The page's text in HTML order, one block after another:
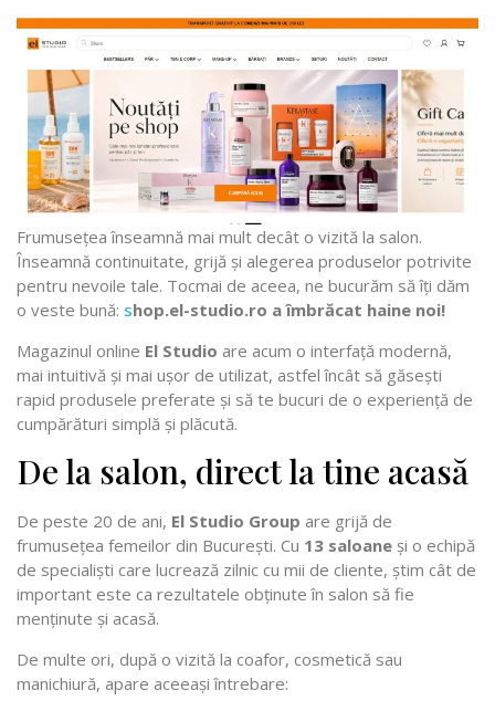
Frumusețea înseamnă mai mult decât o vizită la salon.
Înseamnă continuitate, grijă și alegerea produselor potrivite
pentru nevoile tale. Tocmai de aceea, ne bucurăm să îți dăm
o veste bună: shop.el-studio.ro a îmbrăcat haine noi!
Magazinul online El Studio are acum o interfață modernă,
mai intuitivă și mai ușor de utilizat, astfel încât să găsești
rapid produsele preferate și să te bucuri de o experiență de
cumpărături simplă și plăcută.
De la salon, direct la tine acasă
De peste 20 de ani, El Studio Group are grijă de
frumusețea femeilor din București. Cu 13 saloane și o echipă
de specialiști care lucrează zilnic cu mii de cliente, știm cât de
important este ca rezultatele obținute în salon să fie
menținute și acasă.
De multe ori, după o vizită la coafor, cosmetică sau
manichiură, apare aceeași întrebare: